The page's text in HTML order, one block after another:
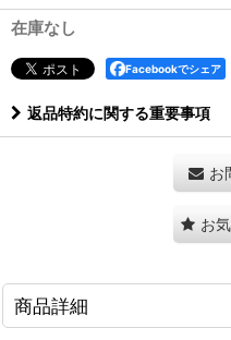
在庫なし
Facebookでシェア
返品特約に関する重要事項
お
お
商品詳細